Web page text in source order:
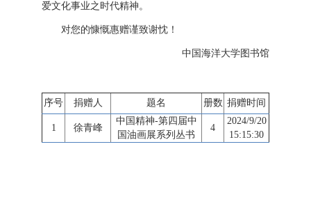
爱文化事业之时代精神。
对您的慷慨惠赠谨致谢忱！
中国海洋大学图书馆
序号 捐赠人 题名 册数 捐赠时间
1 徐青峰
中国精神-第四届中
国油画展系列丛书
4
2024/9/20
15:15:30